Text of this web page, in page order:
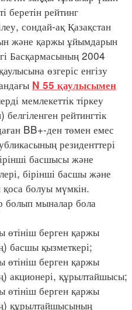
беретін рейтинг
сондай-ақ Қазақстан
және қаржы ұйымдарын
Басқармасының 2004
өзгеріс енгізу
N 55 қаулысымен
мемлекеттік тіркеу
белгіленген рейтингтік
BB+-ден төмен емес
резиденттері
басшысы және
бірінші басшы және
болуы мүмкін.
мыналар бола
өтініш берген қаржы
басшы қызметкері;
өтініш берген қаржы
акционері, құрылтайшысы;
өтініш берген қаржы
құрылтайшысының